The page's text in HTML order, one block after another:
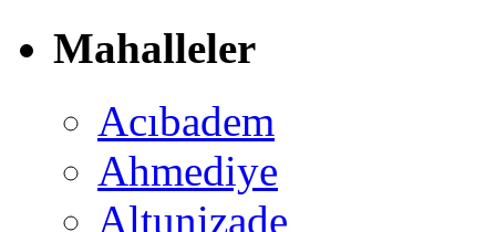
Mahalleler
Acıbadem
Ahmediye
Altunizade